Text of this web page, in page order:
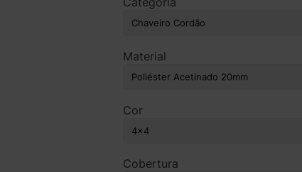
Material
Cor
Cobertura